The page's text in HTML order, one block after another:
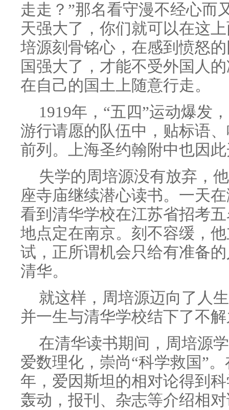
走走？”那名看守漫不经心而
天强大了，你们就可以在这
培源刻骨铭心，在感到愤怒
国强大了，才能不受外国人
在自己的国土上随意行走。
1919年，“五四”运动爆发
游行请愿的队伍中，贴标语
前列。上海圣约翰附中也因
失学的周培源没有放弃，
座寺庙继续潜心读书。一天
看到清华学校在江苏省招考
地点定在南京。刻不容缓，
试，正所谓机会只给有准备
清华。
就这样，周培源迈向了人
并一生与清华学校结下了不
在清华读书期间，周培源
爱数理化，崇尚“科学救国”
年，爱因斯坦的相对论得到
轰动，报刊、杂志等介绍相